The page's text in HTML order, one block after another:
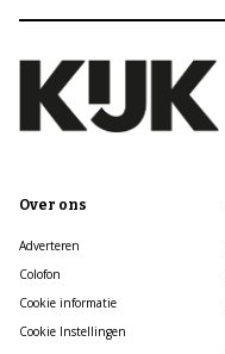
Over ons
Adverteren
Colofon
Cookie informatie
Cookie Instellingen